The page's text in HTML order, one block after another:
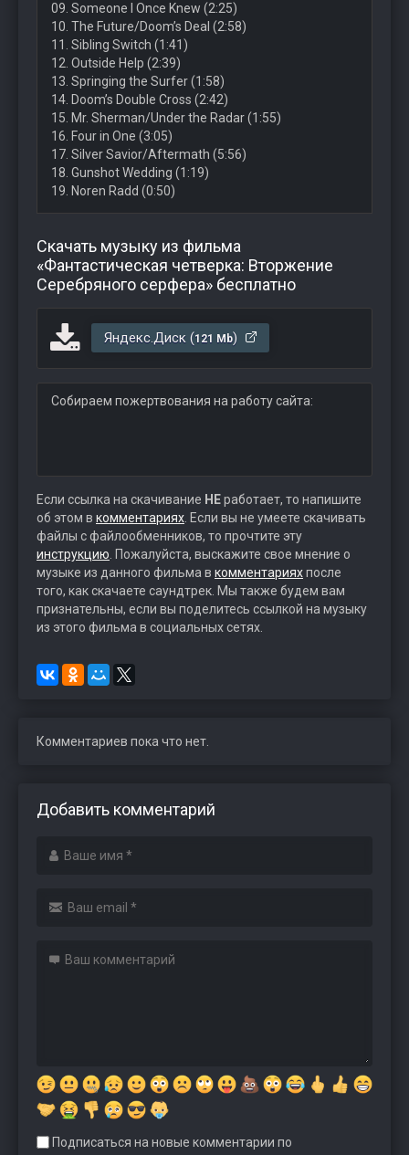
09. Someone I Once Knew (2:25)
10. The Future/Doom’s Deal (2:58)
11. Sibling Switch (1:41)
12. Outside Help (2:39)
13. Springing the Surfer (1:58)
14. Doom’s Double Cross (2:42)
15. Mr. Sherman/Under the Radar (1:55)
16. Four in One (3:05)
17. Silver Savior/Aftermath (5:56)
18. Gunshot Wedding (1:19)
19. Noren Radd (0:50)
Скачать музыку из фильма
«Фантастическая четверка: Вторжение
Серебряного серфера» бесплатно
Яндекс.Диск (121 Mb)
Собираем пожертвования на работу сайта:
Если ссылка на скачивание НЕработает, то напишите
об этом в комментариях . Если вы не умеете скачивать
файлы с файлообменников, то прочтите эту
инструкцию . Пожалуйста, выскажите свое мнение о
музыке из данного фильма в комментарияхпосле
того, как скачаете саундтрек. Мы также будем вам
признательны, если вы поделитесь ссылкой на музыку
из этого фильма в социальных сетях.
Комментариев пока что нет.
Добавить комментарий
Подписаться на новые комментарии по